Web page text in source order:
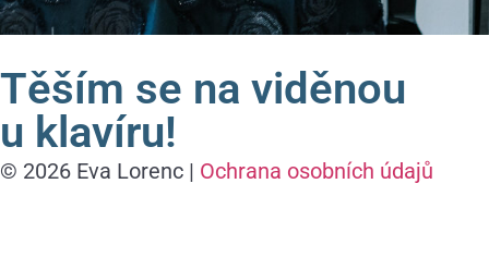
Těším se na viděnou
u klavíru!
© 2026 Eva Lorenc | Ochrana osobních údajů